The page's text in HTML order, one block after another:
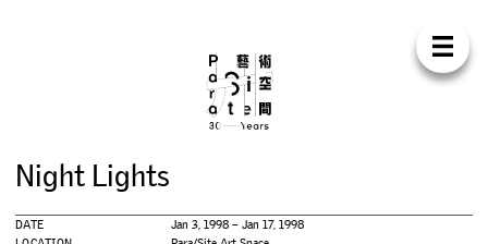
Para
UT SUP
Night Lights
DATE
Jan 3, 1998 – Jan 17, 1998